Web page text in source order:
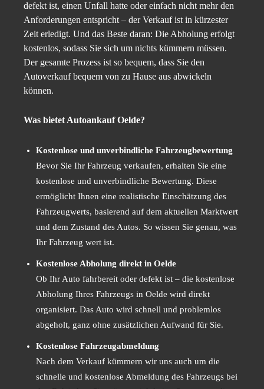
defekt ist, einen Unfall hatte oder einfach nicht mehr den
Anforderungen entspricht – der Verkauf ist in kürzester
Zeit erledigt. Und das Beste daran: Die Abholung erfolgt
kostenlos, sodass Sie sich um nichts kümmern müssen.
Der gesamte Prozess ist so bequem, dass Sie den
Autoverkauf bequem von zu Hause aus abwickeln
können.
Was bietet Autoankauf Oelde?
Kostenlose und unverbindliche Fahrzeugbewertung
Bevor Sie Ihr Fahrzeug verkaufen, erhalten Sie eine
kostenlose und unverbindliche Bewertung. Diese
ermöglicht Ihnen eine realistische Einschätzung des
Fahrzeugwerts, basierend auf dem aktuellen Marktwert
und dem Zustand des Autos. So wissen Sie genau, was
Ihr Fahrzeug wert ist.
Kostenlose Abholung direkt in Oelde
Ob Ihr Auto fahrbereit oder defekt ist – die kostenlose
Abholung Ihres Fahrzeugs in Oelde wird direkt
organisiert. Das Auto wird schnell und problemlos
abgeholt, ganz ohne zusätzlichen Aufwand für Sie.
Kostenlose Fahrzeugabmeldung
Nach dem Verkauf kümmern wir uns auch um die
schnelle und kostenlose Abmeldung des Fahrzeugs bei